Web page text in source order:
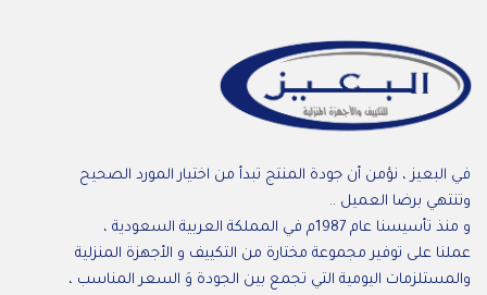
في البعيز ، نؤمن أن جودة المنتج تبدأ من اختيار المورد الصحيح
وتنتهي برضا العميل ..
و منذ تأسيسنا عام 1987م في المملكة العربية السعودية ،
عملنا على توفير مجموعة مختارة من التكييف و الأجهزة المنزلية
والمستلزمات اليومية التي تجمع بين الجودة وَ السعر المناسب ،